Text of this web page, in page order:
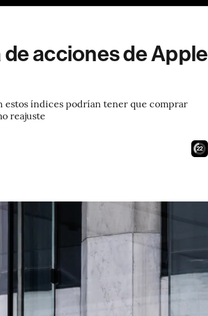
acciones de Apple
estos índices podrían tener que comprar
reajuste
21